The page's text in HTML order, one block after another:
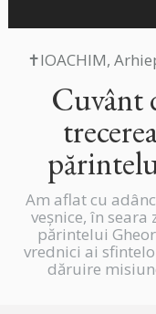
✝IOACHIM,
Cuvânt
Am aflat cu
veșnice, în
părintelui
vrednici ai
dăruire